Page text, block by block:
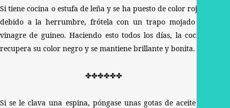
Si tiene cocina o estufa de leña y se ha puesto de color rojizo
debido a la herrumbre, frótela con un trapo mojado en
vinagre de guineo. Haciendo esto todos los días, la cocina
recupera su color negro y se mantiene brillante y bonita.
✤✤✤✤✤✤
Si se le clava una espina, póngase unas gotas de aceite de